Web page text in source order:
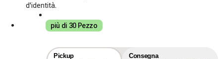
d'identità.
più di 30 Pezzo
Pickup Consegna